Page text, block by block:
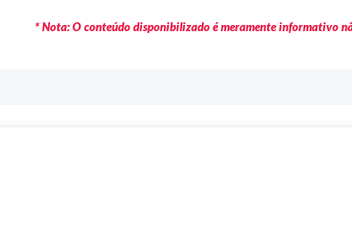
* Nota: O conteúdo disponibilizado é meramente informativo